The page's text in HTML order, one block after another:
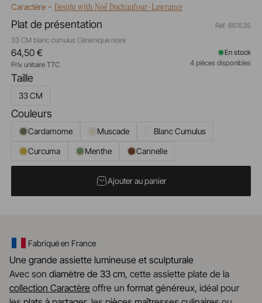
Caractère- Design with Noé Duchaufour-Lawrance
Plat de présentation
33 CM blanc cumulus Céramique noire
Réf. 661535
Taille
33 CM
Couleurs
Cardamome Muscade
Blanc Cumulus
Curcuma
Menthe Cannelle
64,50 €
Prix unitaire TTC
En stock
4 pièces disponibles
Ajouter au panier
Fabriqué en France
Une grande assiette lumineuse et sculpturale
Avec son diamètre de 33 cm, cette assiette plate de la
collection Caractère offre un format généreux, idéal pour